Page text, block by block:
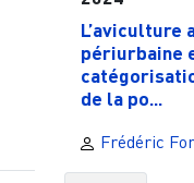
L’aviculture
périurbaine
de la po...
Frédéric